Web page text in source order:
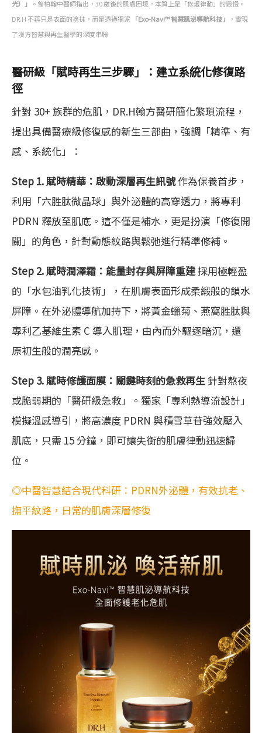
光）」
。曾柏翰中醫師指出，30 歲後的肌膚困境，本質上是「修護律動」的變慢。
DR.H 不再只是表面的塗抹，而是透過獨家
「Exo-Navi™ 智慧肌泌導航科技」
，實現
了漢方智慧與再生醫學的深度串聯
醫研級「賦時再生三步驟」：建立系統化修復路
徑
針對 30+ 族群的危肌，DR.H翰方醫研簡化繁瑣流程，
提出具備醫療級修復感的新生三部曲，強調「精準、有
感、系統化」：
Step 1. 賦時精華：啟動深層再生訊號作為保養首步，
利用「六胜肽微晶球」與外泌體的高穿透力，將專利
PDRN 釋放至肌底。這不僅是補水，更是扮演「修復開
關」的角色，針對動態紋路與鬆弛進行精準修補。
Step 2. 賦時潤澤霜：能量封存與屏障重建採用極輕盈
的「水包油乳化技術」，在肌膚表面形成柔緞般的鎖水
屏障。在外泌體導航加持下，將黃金蠟菊、燕窩胜肽與
專利乙基維生素 C 導入肌理，由內而外驅逐暗沉，還
原初生般的潤亮感。
Step 3. 賦時修護面膜：關鍵時刻的急救再生 針對熬夜
或脆弱期的「醫研級急救」。獨家「專利熱導流設計」
模擬溫感導引，將高濃度 PDRN 與積雪草苷強效壓入
肌底，只需 15 分鐘，即可讓失衡的肌膚律動迅速歸
位。
◎中醫智慧結合現代科研：PDRN外泌體，有效抗老、
撫平紋路，日常的肌膚深層修復